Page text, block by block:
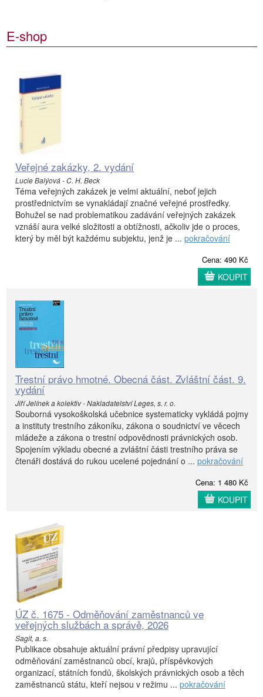
E-shop
Veřejné zakázky, 2. vydání
Lucie Balýová - C. H. Beck
Téma veřejných zakázek je velmi aktuální, neboť jejich
prostřednictvím se vynakládají značné veřejné prostředky.
Bohužel se nad problematikou zadávání veřejných zakázek
vznáší aura velké složitosti a obtížnosti, ačkoliv jde o proces,
který by měl být každému subjektu, jenž je ... pokračování
Cena: 490 Kč
KOUPIT
Trestní právo hmotné. Obecná část. Zvláštní část. 9.
vydání
Jiří Jelínek a kolektiv - Nakladatelství Leges, s. r. o.
Souborná vysokoškolská učebnice systematicky vykládá pojmy
a instituty trestního zákoníku, zákona o soudnictví ve věcech
mládeže a zákona o trestní odpovědnosti právnických osob.
Spojením výkladu obecné a zvláštní části trestního práva se
čtenáři dostává do rukou ucelené pojednání o ... pokračování
Cena: 1 480 Kč
KOUPIT
ÚZ č. 1675 - Odměňování zaměstnanců ve
veřejných službách a správě, 2026
Sagit, a. s.
Publikace obsahuje aktuální právní předpisy upravující
odměňování zaměstnanců obcí, krajů, příspěvkových
organizací, státních fondů, školských právnických osob a těch
zaměstnanců státu, kteří nejsou v režimu ... pokračování